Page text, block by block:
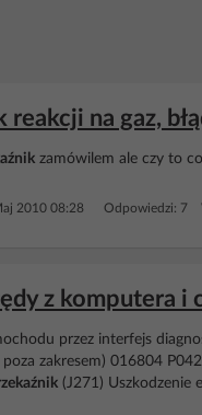
reakcji na gaz,
zamówilem ale czy to
2010 08:28 Odpowiedzi: 7
z komputera i
przez interfejs
poza zakresem) 016804
(J271) Uszkodzenie